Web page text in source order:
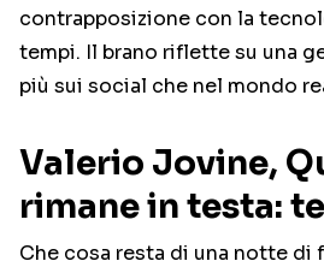
contrapposizione con la
tempi. Il brano riflette su una
più sui social che nel mondo
Valerio Jovine,
rimane in testa:
Che cosa resta di una notte di